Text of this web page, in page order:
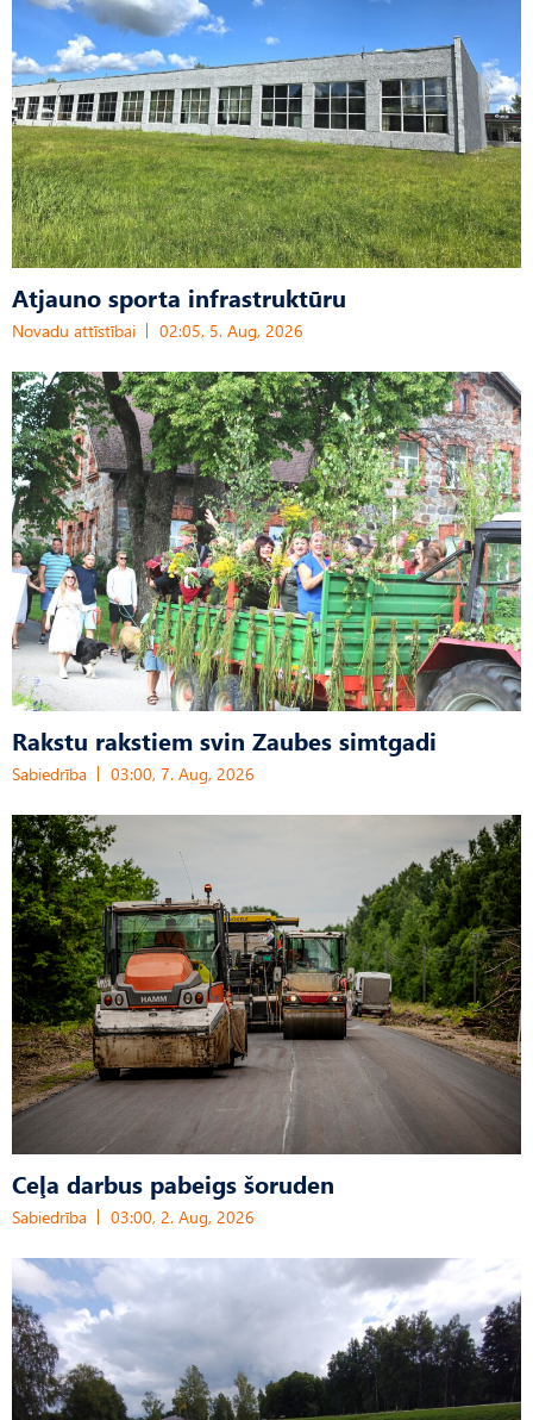
Atjauno sporta infrastruktūru
Novadu attīstībai 02:05, 5. Aug, 2026
Rakstu rakstiem svin Zaubes simtgadi
Sabiedrība 03:00, 7. Aug, 2026
Ceļa darbus pabeigs šoruden
Sabiedrība 03:00, 2. Aug, 2026